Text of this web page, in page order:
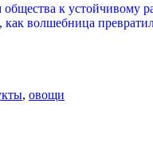
к устойчивому
волшебница
, овощи